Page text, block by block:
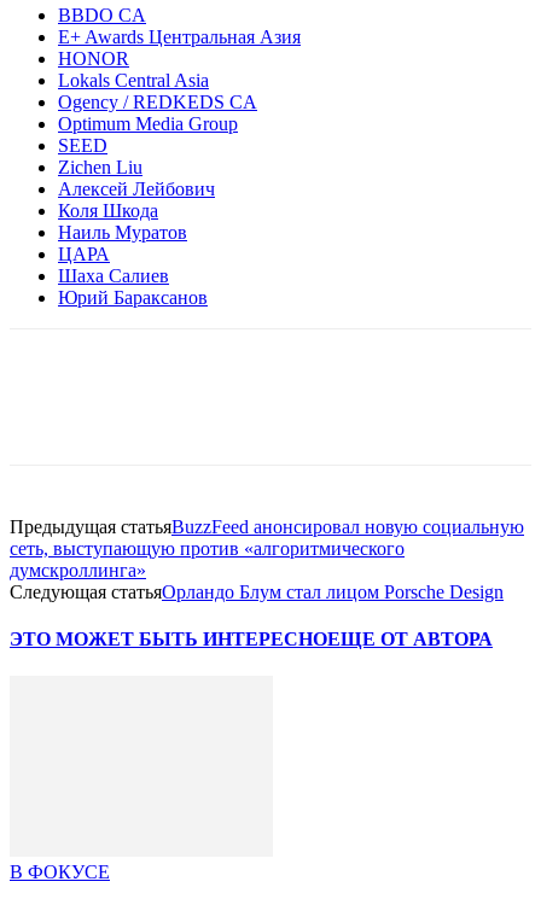
BBDO CA
E+ Awards Центральная Азия
HONOR
Lokals Central Asia
Ogency / REDKEDS CA
Optimum Media Group
SEED
Zichen Liu
Алексей Лейбович
Коля Шкода
Наиль Муратов
ЦАРА
Шаха Салиев
Юрий Бараксанов
Предыдущая статьяBuzzFeed анонсировал новую социальную
сеть, выступающую против «алгоритмического
думскроллинга»
Следующая статьяОрландо Блум стал лицом Porsche Design
ЭТО МОЖЕТ БЫТЬ ИНТЕРЕСНОЕЩЕ ОТ АВТОРА
В ФОКУСЕ